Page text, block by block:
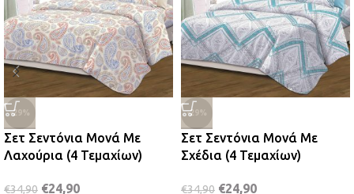
-29%
Σετ Σεντόνια Μονά Με
Λαχούρια (4 Τεμαχίων)
€34,90 €24,90
-29%
Σετ Σεντόνια Μονά Με
Σχέδια (4 Τεμαχίων)
€34,90 €24,90